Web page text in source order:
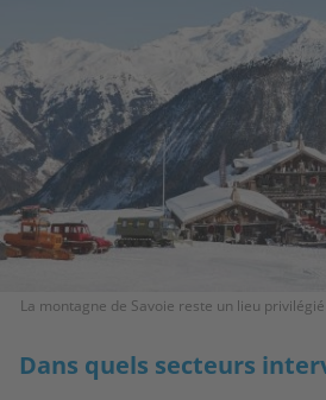
La montagne de Savoie reste un lieu
Dans quels secteurs